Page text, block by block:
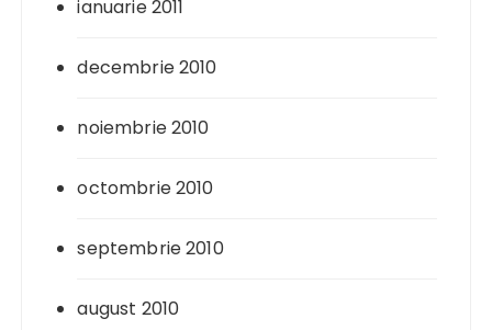
ianuarie 2011
decembrie 2010
noiembrie 2010
octombrie 2010
septembrie 2010
august 2010